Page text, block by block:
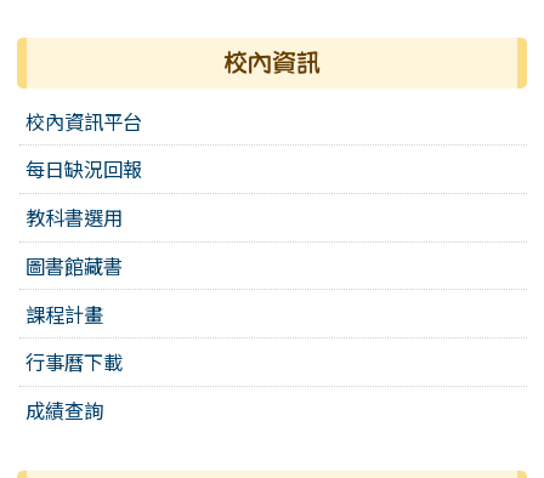
校內資訊
校內資訊平台
每日缺況回報
教科書選用
圖書館藏書
課程計畫
行事曆下載
成績查詢